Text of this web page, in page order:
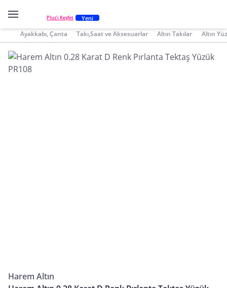
Plus'ı Keşfet Yeni
Ayakkabı, Çanta Takı,Saat ve Aksesuarlar Altın Takılar Altın
Harem Altın